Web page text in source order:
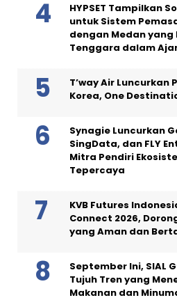
HYPSET Tampilkan
untuk Sistem
dengan Medan yang
Tenggara dalam
T’way Air Luncurkan
Korea, One
Synagie Luncurkan
SingData, dan FLY
Mitra Pendiri
Tepercaya
KVB Futures
Connect 2026,
yang Aman dan
September Ini, SIAL
Tujuh Tren yang
Makanan dan